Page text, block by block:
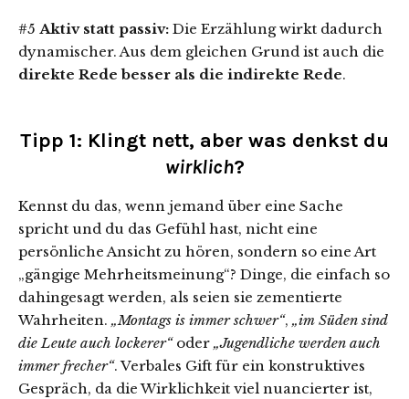
#5 Aktiv statt passiv: Die Erzählung wirkt dadurch
dynamischer. Aus dem gleichen Grund ist auch die
direkte Rede besser als die indirekte Rede.
Tipp 1: Klingt nett, aber was denkst du
wirklich?
Kennst du das, wenn jemand über eine Sache
spricht und du das Gefühl hast, nicht eine
persönliche Ansicht zu hören, sondern so eine Art
„gängige Mehrheitsmeinung“? Dinge, die einfach so
dahingesagt werden, als seien sie zementierte
Wahrheiten. „Montags is immer schwer“, „im Süden sind
die Leute auch lockerer“oder „Jugendliche werden auch
immer frecher“. Verbales Gift für ein konstruktives
Gespräch, da die Wirklichkeit viel nuancierter ist,